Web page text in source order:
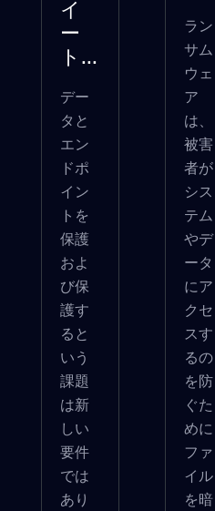
イ
ー
ト...
デー
タと
エン
ドポ
イン
トを
保護
およ
び保
護す
ると
いう
課題
は新
しい
要件
では
あり
ラン
サム
ウェ
ア
は、
被害
者が
シス
テム
やデ
ータ
にア
クセ
スす
るの
を防
ぐた
めに
ファ
イル
を暗